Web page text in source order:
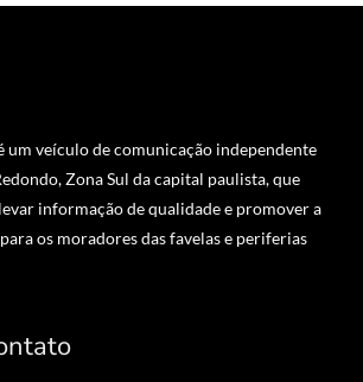
um veículo de comunicação independente
Zona Sul da capital paulista, que
informação de qualidade e promover a
os moradores das favelas e periferias